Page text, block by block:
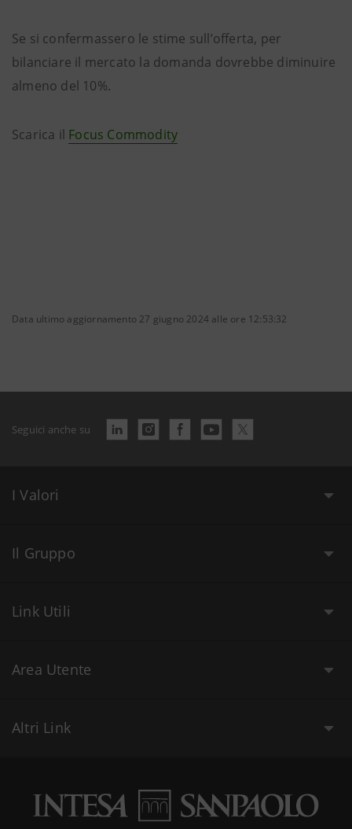
Se si confermassero le stime sull’offerta, per
bilanciare il mercato la domanda dovrebbe diminuire
almeno del 10%.
Scarica il Focus Commodity
Data ultimo aggiornamento 27 giugno 2024 alle ore 12:53:32
Seguici anche su
I Valori
Il Gruppo
Link Utili
Area Utente
Altri Link